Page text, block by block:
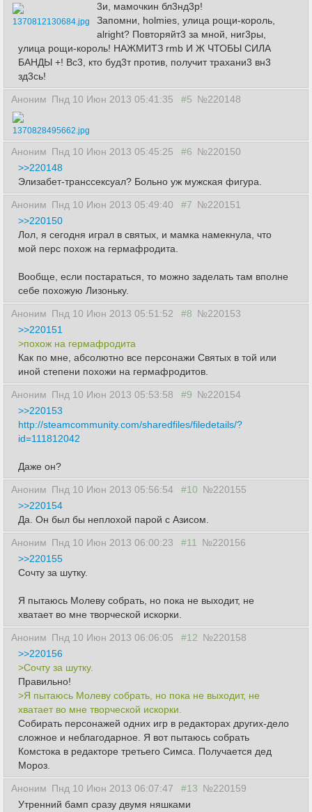
1370812130684.jpg
3и, мамочкин бл3нд3р!
Запомни, holmies, улица рощи-король,
alright? Повторяйт3 за мной, ниг3ры,
улица рощи-король! НАЖМИТЗ rmb И Ж ЧТОБЫ СИЛА
БАНДЫ +! Вс3, кто буд3т против, получит трахани3 вн3
зд3сь!
Аноним Пнд 10 Июн 2013 05:41:35 #5 №220148
1370828495662.jpg
Аноним Пнд 10 Июн 2013 05:45:25 #6 №220150
>>220148
Элизабет-транссексуал? Больно уж мужская фигура.
Аноним Пнд 10 Июн 2013 05:49:40 #7 №220151
>>220150
Лол, я сегодня играл в святых, и мамка намекнула, что
мой перс похож на гермафродита.
Вообще, если постараться, то можно заделать там вполне
себе похожую Лизоньку.
Аноним Пнд 10 Июн 2013 05:51:52 #8 №220153
>>220151
>похож на гермафродита
Как по мне, абсолютно все персонажи Святых в той или
иной степени похожи на гермафродитов.
Аноним Пнд 10 Июн 2013 05:53:58 #9 №220154
>>220153
http://steamcommunity.com/sharedfiles/filedetails/?
id=111812042
Даже он?
Аноним Пнд 10 Июн 2013 05:56:54 #10 №220155
>>220154
Да. Он был бы неплохой парой с Азисом.
Аноним Пнд 10 Июн 2013 06:00:23 #11
№220156
>>220155
Сочту за шутку.
Я пытаюсь Молеву собрать, но пока не выходит, не
хватает во мне творческой искорки.
Аноним Пнд 10 Июн 2013 06:06:05 #12 №220158
>>220156
>Сочту за шутку.
Правильно!
>Я пытаюсь Молеву собрать, но пока не выходит, не
хватает во мне творческой искорки.
Собирать персонажей одних игр в редакторах других-дело
сложное и неблагодарное. Я вот пытаюсь собрать
Комстока в редакторе третьего Симса. Получается дед
Мороз.
Аноним Пнд 10 Июн 2013 06:07:47 #13 №220159
Утренний бамп сразу двумя няшками